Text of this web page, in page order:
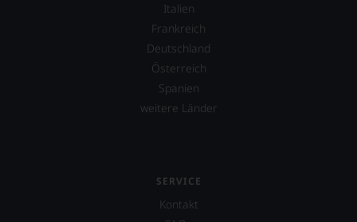
Italien
Frankreich
Deutschland
Österreich
Spanien
weitere Länder
SERVICE
Kontakt